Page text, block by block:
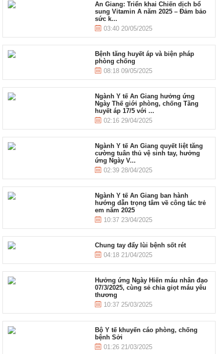
An Giang: Triển khai Chiến dịch bổ
sung Vitamin A năm 2025 – Đảm bảo
sức k...
03:40 20/05/2025
Bệnh tăng huyết áp và biện pháp
phòng chống
08:18 09/05/2025
Ngành Y tế An Giang hưởng ứng
Ngày Thế giới phòng, chống Tăng
huyết áp 17/5 với ...
02:16 29/04/2025
Ngành Y tế An Giang quyết liệt tăng
cường tuân thủ vệ sinh tay, hưởng
ứng Ngày V...
02:39 28/04/2025
Ngành Y tế An Giang ban hành
hướng dẫn trọng tâm về công tác trẻ
em năm 2025
10:37 23/04/2025
Chung tay đẩy lùi bệnh sốt rét
04:18 21/04/2025
Hưởng ứng Ngày Hiến máu nhân đạo
07/3/2025, cùng sẻ chia giọt máu yêu
thương
10:37 25/03/2025
Bộ Y tế khuyến cáo phòng, chống
bệnh Sởi
01:26 21/03/2025